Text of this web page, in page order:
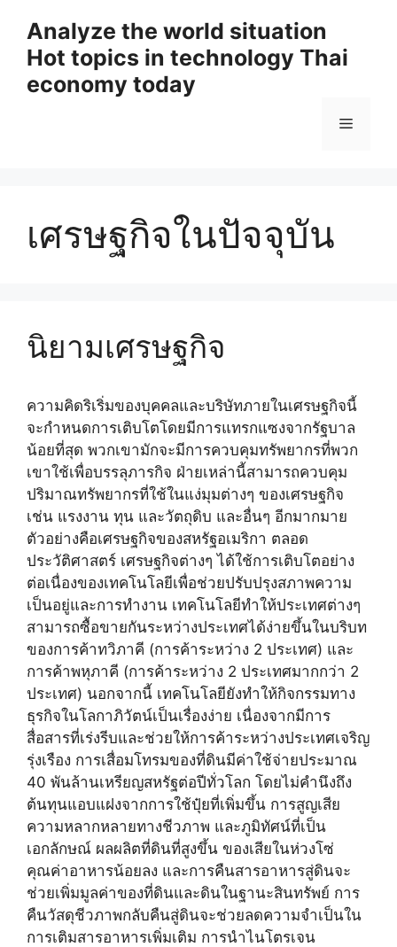
content
Analyze the world situation
Hot topics in technology Thai
economy today
Menu
เศรษฐกิจในปัจจุบัน
นิยามเศรษฐกิจ
ความคิดริเริ่มของบุคคลและบริษัทภายในเศรษฐกิจนี้
จะกำหนดการเติบโตโดยมีการแทรกแซงจากรัฐบาล
น้อยที่สุด พวกเขามักจะมีการควบคุมทรัพยากรที่พวก
เขาใช้เพื่อบรรลุภารกิจ ฝ่ายเหล่านี้สามารถควบคุม
ปริมาณทรัพยากรที่ใช้ในแง่มุมต่างๆ ของเศรษฐกิจ
เช่น แรงงาน ทุน และวัตถุดิบ และอื่นๆ อีกมากมาย
ตัวอย่างคือเศรษฐกิจของสหรัฐอเมริกา ตลอด
ประวัติศาสตร์ เศรษฐกิจต่างๆ ได้ใช้การเติบโตอย่าง
ต่อเนื่องของเทคโนโลยีเพื่อช่วยปรับปรุงสภาพความ
เป็นอยู่และการทำงาน เทคโนโลยีทำให้ประเทศต่างๆ
สามารถซื้อขายกันระหว่างประเทศได้ง่ายขึ้นในบริบท
ของการค้าทวิภาคี (การค้าระหว่าง 2 ประเทศ) และ
การค้าพหุภาคี (การค้าระหว่าง 2 ประเทศมากกว่า 2
ประเทศ) นอกจากนี้ เทคโนโลยียังทำให้กิจกรรมทาง
ธุรกิจในโลกาภิวัตน์เป็นเรื่องง่าย เนื่องจากมีการ
สื่อสารที่เร่งรีบและช่วยให้การค้าระหว่างประเทศเจริญ
รุ่งเรือง การเสื่อมโทรมของที่ดินมีค่าใช้จ่ายประมาณ
40 พันล้านเหรียญสหรัฐต่อปีทั่วโลก โดยไม่คำนึงถึง
ต้นทุนแอบแฝงจากการใช้ปุ๋ยที่เพิ่มขึ้น การสูญเสีย
ความหลากหลายทางชีวภาพ และภูมิทัศน์ที่เป็น
เอกลักษณ์ ผลผลิตที่ดินที่สูงขึ้น ของเสียในห่วงโซ่
คุณค่าอาหารน้อยลง และการคืนสารอาหารสู่ดินจะ
ช่วยเพิ่มมูลค่าของที่ดินและดินในฐานะสินทรัพย์ การ
คืนวัสดุชีวภาพกลับคืนสู่ดินจะช่วยลดความจำเป็นใน
การเติมสารอาหารเพิ่มเติม การนำไนโตรเจน